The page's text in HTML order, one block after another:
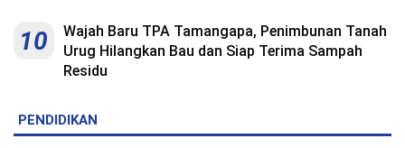
10
Wajah Baru TPA Tamangapa, Penimbunan Tanah
Urug Hilangkan Bau dan Siap Terima Sampah
Residu
PENDIDIKAN